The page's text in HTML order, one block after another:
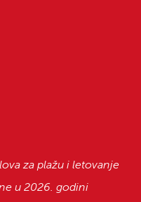
za plažu i letovanje
u 2026. godini